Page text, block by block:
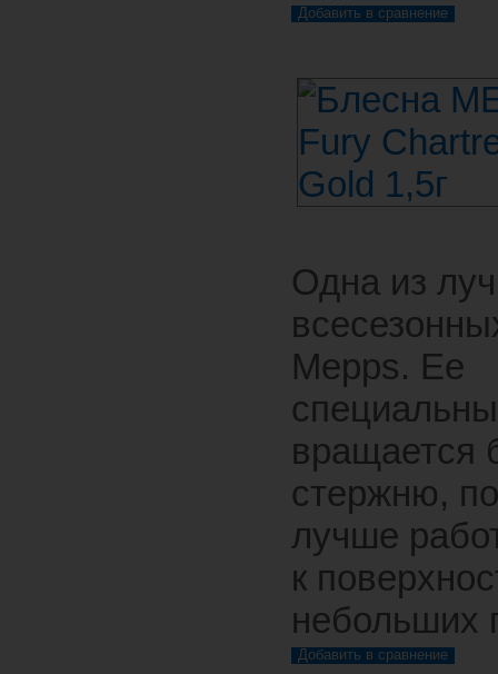
Одна из
Mepps. Ее
вращается
стержню,
лучше
к
небольших